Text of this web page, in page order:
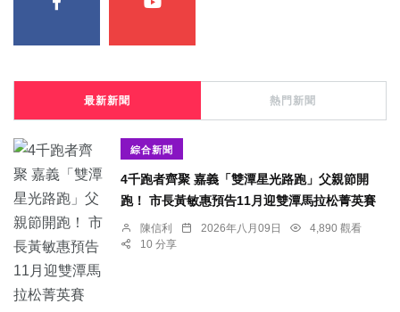
最新新聞 熱門新聞
綜合新聞
4千跑者齊聚 嘉義「雙潭星光路跑」父親節開
跑！ 市長黃敏惠預告11月迎雙潭馬拉松菁英賽
陳信利 2026年八月09日
4,890 觀看
10 分享